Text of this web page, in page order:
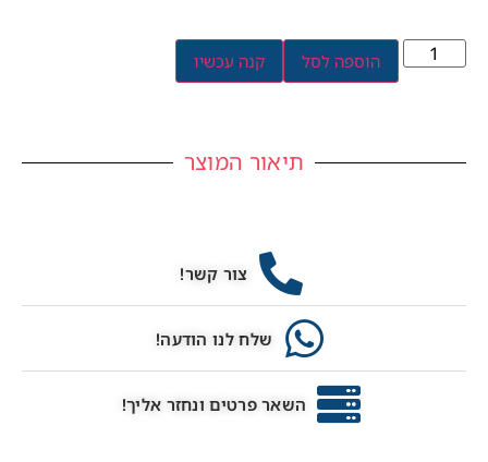
הוספה לסל קנה עכשיו
תיאור המוצר
צור קשר!
שלח לנו הודעה!
השאר פרטים ונחזר אליך!